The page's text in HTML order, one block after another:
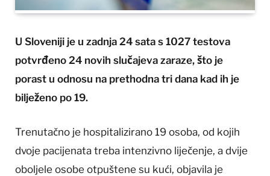
U Sloveniji je u zadnja 24 sata s 1027 testova
potvrđeno 24 novih slučajeva zaraze, što je
porast u odnosu na prethodna tri dana kad ih je
bilježeno po 19.
Trenutačno je hospitalizirano 19 osoba, od kojih
dvoje pacijenata treba intenzivno liječenje, a dvije
oboljele osobe otpuštene su kući, objavila je